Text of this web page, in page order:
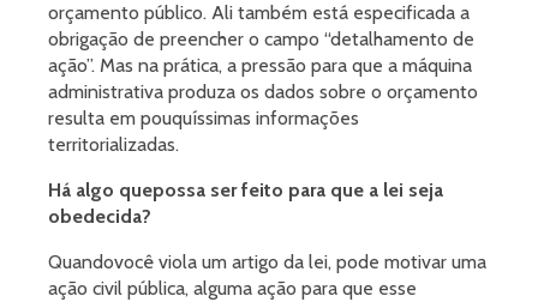
orçamento público. Ali também está especificada a
obrigação de preencher o campo “detalhamento de
ação”. Mas na prática, a pressão para que a máquina
administrativa produza os dados sobre o orçamento
resulta em pouquíssimas informações
territorializadas.
Há algo quepossa ser feito para que a lei seja
obedecida?
Quandovocê viola um artigo da lei, pode motivar uma
ação civil pública, alguma ação para que esse